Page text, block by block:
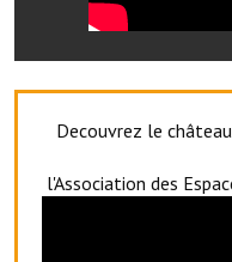
Exploitants agricoles
Artisans
Decouvrez le
l'Association des